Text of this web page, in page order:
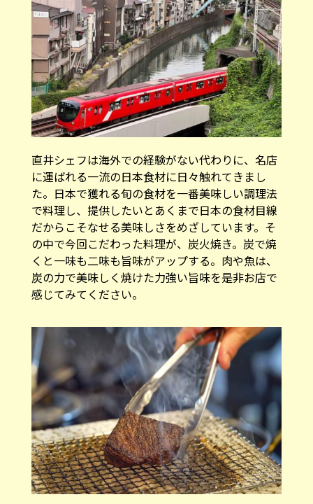
直井シェフは海外での経験がない代わりに、名店
に運ばれる一流の日本食材に日々触れてきまし
た。日本で獲れる旬の食材を一番美味しい調理法
で料理し、提供したいとあくまで日本の食材目線
だからこそなせる美味しさをめざしています。そ
の中で今回こだわった料理が、炭火焼き。炭で焼
くと一味も二味も旨味がアップする。肉や魚は、
炭の力で美味しく焼けた力強い旨味を是非お店で
感じてみてください。